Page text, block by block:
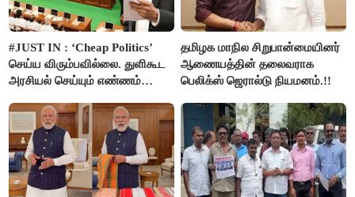
#JUST IN : ‘Cheap Politics’
செய்ய விரும்பவில்லை. துளிகூட
அரசியல் செய்யும் எண்ணம்
விஜய் பதில்!
தமிழக மாநில சிறுபான்மையினர்
ஆணையத்தின் தலைவராக
பெலிக்ஸ் ஜெரால்டு நியமனம்.!!